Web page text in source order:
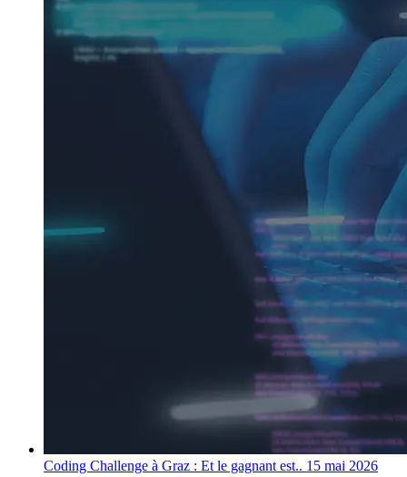
Coding Challenge à Graz : Et le gagnant est.. 15 mai 2026